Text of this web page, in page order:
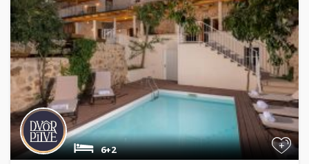
+
6+2